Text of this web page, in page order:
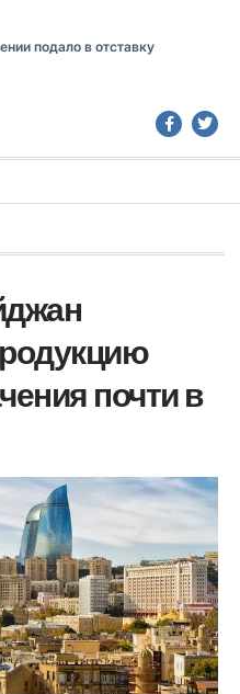
подало в отставку
почти в